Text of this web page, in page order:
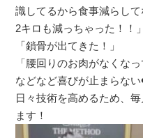
識してるから食事減らして
2キロも減っちゃった！！」
「鎖骨が出てきた！」
「腰回りのお肉がなくな
などなど喜びが止まらな
日々技術を高めるため、
ます！